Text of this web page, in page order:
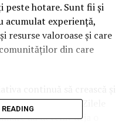
peste hotare. Sunt fii și
acumulat experiență,
resurse valoroase și care
din care
multe localități, „Zilele
au devenit deja o